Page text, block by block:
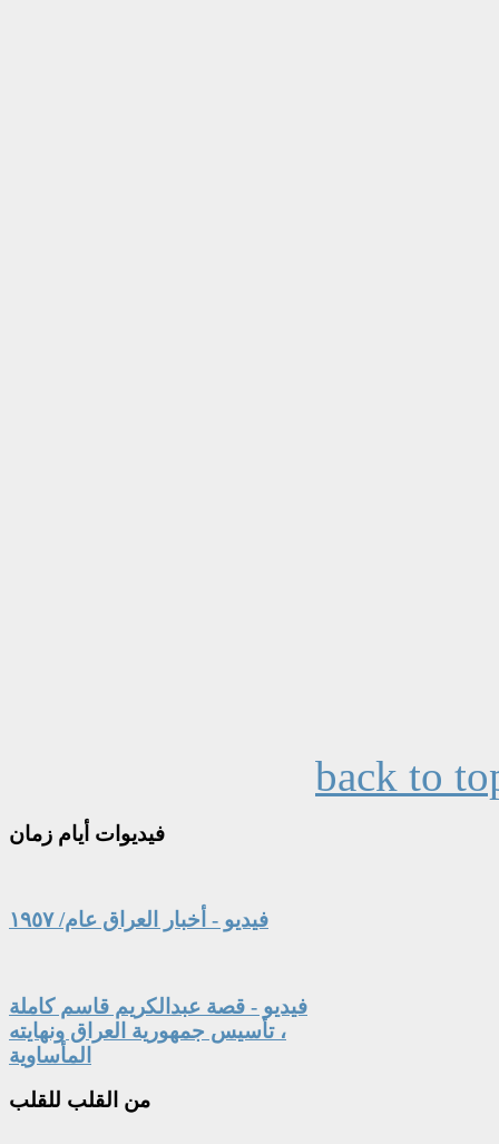
back to
فيديوات أيام زمان
فيديو - أخبار العراق عام/ ١٩٥٧
فيديو - قصة عبدالكريم قاسم كاملة
، تأسيس جمهورية العراق ونهايته
المأساوية
من القلب للقلب